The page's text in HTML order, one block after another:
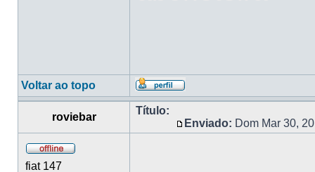
Voltar ao topo
roviebar
Título:
Enviado: Dom Mar 30,
fiat 147